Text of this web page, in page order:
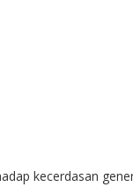
kecerdasan